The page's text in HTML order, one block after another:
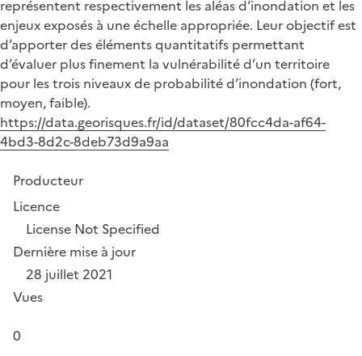
représentent respectivement les aléas d’inondation et les
enjeux exposés à une échelle appropriée. Leur objectif est
d’apporter des éléments quantitatifs permettant
d’évaluer plus finement la vulnérabilité d’un territoire
pour les trois niveaux de probabilité d’inondation (fort,
moyen, faible).
https://data.georisques.fr/id/dataset/80fcc4da-af64-
4bd3-8d2c-8deb73d9a9aa
Producteur
Licence
License Not Specified
Dernière mise à jour
28 juillet 2021
Vues
0